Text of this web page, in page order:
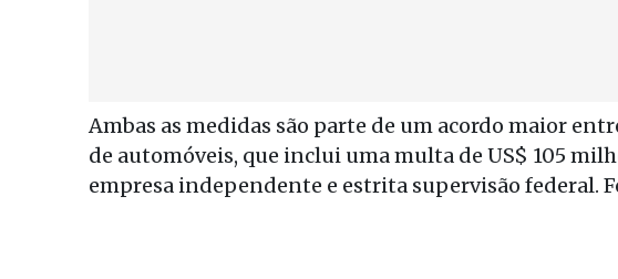
Ambas as medidas são parte de um acordo maior
de automóveis, que inclui uma multa de US$ 105
empresa independente e estrita supervisão federal.